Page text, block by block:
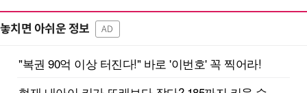
놓치면 아쉬운 정보 AD